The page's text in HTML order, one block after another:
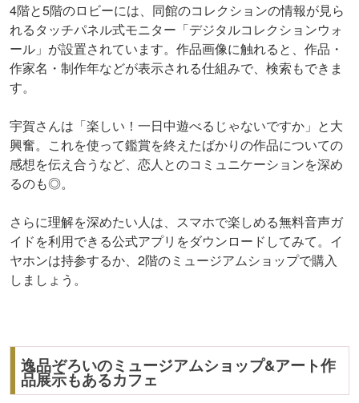
4階と5階のロビーには、同館のコレクションの情報が見ら
れるタッチパネル式モニター「デジタルコレクションウォ
ール」が設置されています。作品画像に触れると、作品・
作家名・制作年などが表示される仕組みで、検索もできま
す。
宇賀さんは「楽しい！一日中遊べるじゃないですか」と大
興奮。これを使って鑑賞を終えたばかりの作品についての
感想を伝え合うなど、恋人とのコミュニケーションを深め
るのも◎。
さらに理解を深めたい人は、スマホで楽しめる無料音声ガ
イドを利用できる公式アプリをダウンロードしてみて。イ
ヤホンは持参するか、2階のミュージアムショップで購入
しましょう。
逸品ぞろいのミュージアムショップ&アート作
品展示もあるカフェ